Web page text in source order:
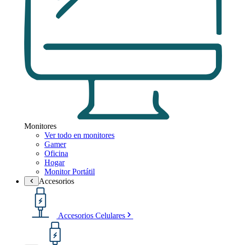
Monitores
Ver todo en monitores
Gamer
Oficina
Hogar
Monitor Portátil
Accesorios
Accesorios Celulares